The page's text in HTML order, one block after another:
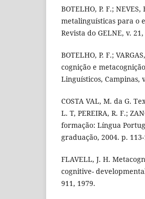
BOTELHO, P. F.;
metalinguísticas para o
Revista do GELNE, v.
BOTELHO, P. F.;
cognição e
Linguísticos, Campinas,
COSTA VAL, M. da G.
L. T, PEREIRA, R. F.;
formação: Língua
graduação, 2004. p.
FLAVELL, J. H.
cognitive-
911, 1979.